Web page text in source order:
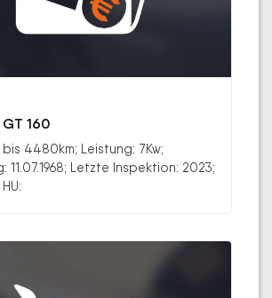
160
4480km; Leistung: 7Kw;
11.07.1968; Letzte Inspektion: 2023;